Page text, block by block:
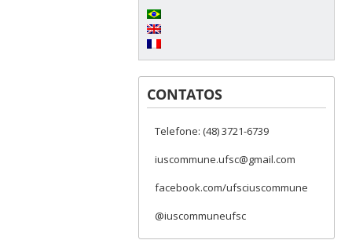
CONTATOS
Telefone: (48) 3721-6739
iuscommune.ufsc@gmail.com
facebook.com/ufsciuscommune
@iuscommuneufsc